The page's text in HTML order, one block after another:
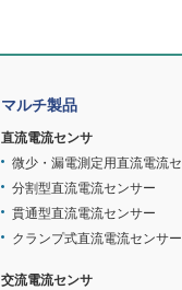
マルチ製品
直流電流センサ
微少・漏電測定用直流電流
分割型直流電流センサー
貫通型直流電流センサー
クランプ式直流電流センサー
交流電流センサ